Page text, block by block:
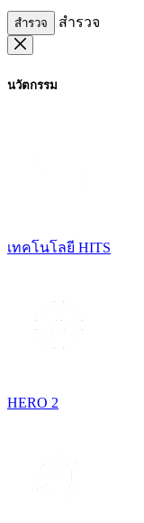
สำรวจ สำรวจ
นวัตกรรม
เทคโนโลยี HITS
HERO 2